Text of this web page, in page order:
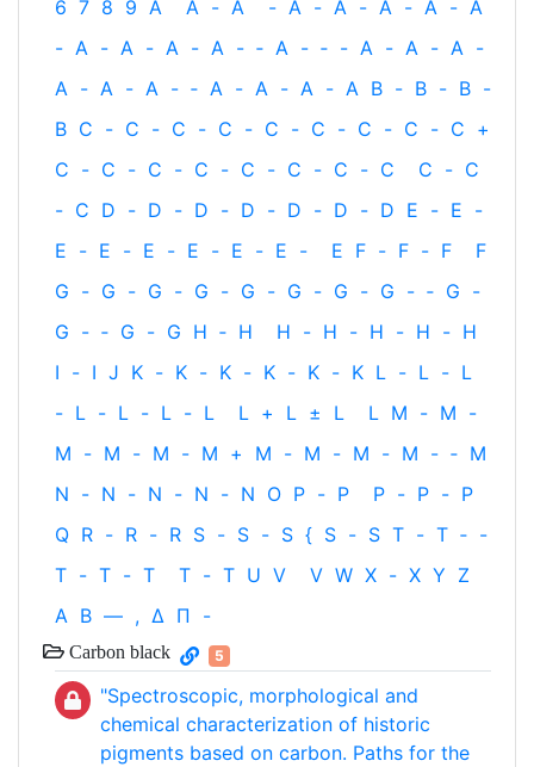
6 7 8 9 A A - A - A - A - A - A - A
- A - A - A - A - ‐ A - ‐ - A - A - A -
A - A - A - ‐ A - A - A - A B - B - B -
B C - C - C - C - C - C - C - C - C +
C - C - C - C - C - C - C - C C - C
- C D - D - D - D - D - D - D E - E -
E - E - E - E - E - E - E F - F - F
F
G - G - G - G - G - G - G - G - ‐ G -
G - ‐ G - G H ‐ H H - H - H - H - H
I - I J K - K - K - K - K - K L - L - L
- L - L - L - L L + L ± L L M - M -
M - M - M - M + M - M - M - M - ‐ M
N - N - N - N - N O P - P P - P - P
Q R - R - R S - S - S { S - S T - T ‐ -
T - T - T T - T U V V W X - X Y Z
Α Β — , Δ Π -
Carbon black 5
"Spectroscopic, morphological and
chemical characterization of historic
pigments based on carbon. Paths for the